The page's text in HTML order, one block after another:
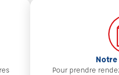
Pour prendre